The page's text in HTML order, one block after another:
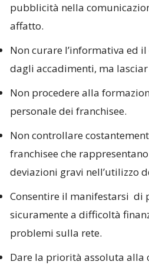
pubblicità nella
affatto.
Non curare l’informativa ed
dagli accadimenti, ma
Non procedere alla
personale dei franchisee.
Non controllare
franchisee che
deviazioni gravi nell’utilizzo
Consentire il manifestarsi di
sicuramente a difficoltà
problemi sulla rete.
Dare la priorità assoluta